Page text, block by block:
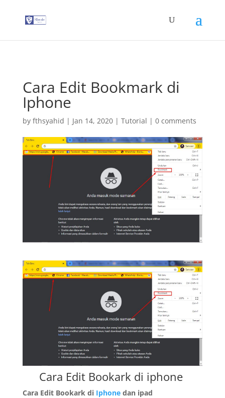
Cara Edit Bookmark di
Iphone
by fthsyahid | Jan 14, 2020| Tutorial | 0 comments
Cara Edit Bookark di iphone
Cara Edit Bookark di Iphonedan ipad